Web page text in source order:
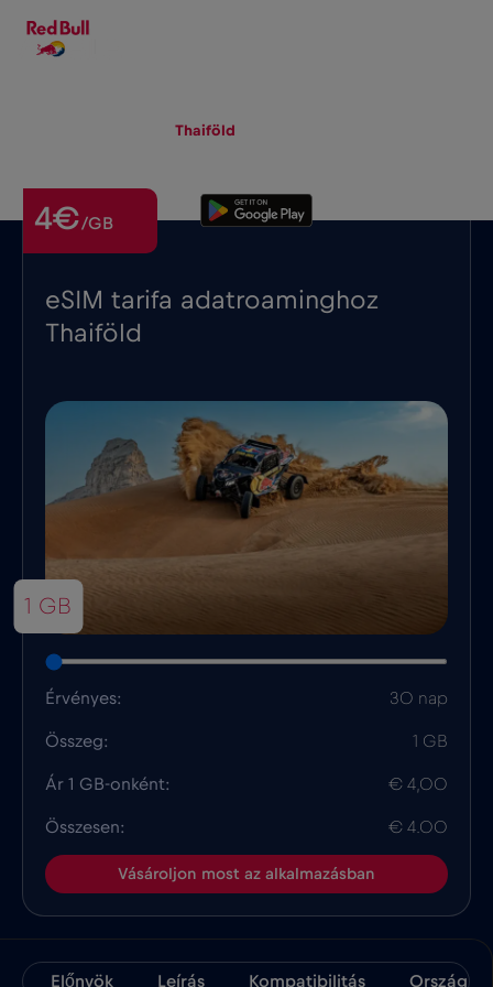
Thaiföld
eSIM tarifa adatroaminghoz
Thaiföld
4€/GB
1 GB
Érvényes: 30 nap
Összeg: 1 GB
Ár 1 GB-onként: € 4,00
Összesen: € 4.00
Vásároljon most az alkalmazásban
Előnyök Leírás Kompatibilitás Ország